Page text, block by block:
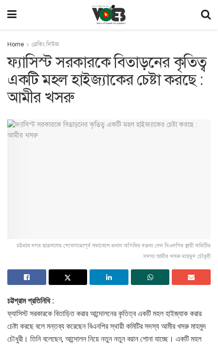
Home ব্রেকিং নিউজ
ফ্যাসিস্ট সরকারকে বিতাড়নের কৃতিত্ব
একটি মহল হাইজ্যাকের চেষ্টা করছে :
আমীর খসরু
চট্টগ্রাম নগর ছাত্রদলের শোভাযাত্রাপূর্ব সমাবেশে প্রধান অতিথির বক্তব্য দেন বিএনপির স্থায়ী কমিটির
সদস্য আমীর খসরু মাহমুদ চৌধুরী
চট্টগ্রাম প্রতিনিধি :
ফ্যাসিস্ট সরকারকে বিতাড়িত করার আন্দোলনের কৃতিত্ব একটি মহল হাইজ্যাক করার
চেষ্টা করছে বলে মন্তব্য করেছেন বিএনপির স্থায়ী কমিটির সদস্য আমীর খসরু মাহমুদ
চৌধুরী। তিনি বলেছেন, আন্দোলন নিয়ে নতুন নতুন বয়ান শোনা যাচ্ছে। একটি মহল